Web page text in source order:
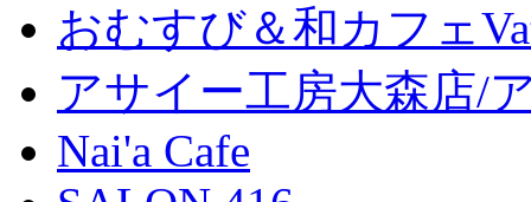
おむすび＆和カフェ
アサイー工房大森店/
Nai'a Cafe